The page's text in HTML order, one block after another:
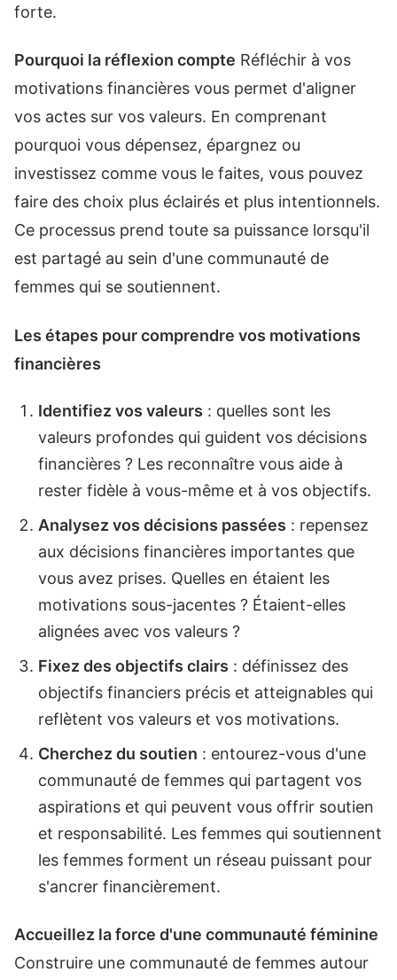
forte.
Pourquoi la réflexion compte Réfléchir à vos
motivations financières vous permet d'aligner
vos actes sur vos valeurs. En comprenant
pourquoi vous dépensez, épargnez ou
investissez comme vous le faites, vous pouvez
faire des choix plus éclairés et plus intentionnels.
Ce processus prend toute sa puissance lorsqu'il
est partagé au sein d'une communauté de
femmes qui se soutiennent.
Les étapes pour comprendre vos motivations
financières
Identifiez vos valeurs : quelles sont les
valeurs profondes qui guident vos décisions
financières ? Les reconnaître vous aide à
rester fidèle à vous-même et à vos objectifs.
Analysez vos décisions passées : repensez
aux décisions financières importantes que
vous avez prises. Quelles en étaient les
motivations sous-jacentes ? Étaient-elles
alignées avec vos valeurs ?
Fixez des objectifs clairs : définissez des
objectifs financiers précis et atteignables qui
reflètent vos valeurs et vos motivations.
Cherchez du soutien : entourez-vous d'une
communauté de femmes qui partagent vos
aspirations et qui peuvent vous offrir soutien
et responsabilité. Les femmes qui soutiennent
les femmes forment un réseau puissant pour
s'ancrer financièrement.
Accueillez la force d'une communauté féminine
Construire une communauté de femmes autour